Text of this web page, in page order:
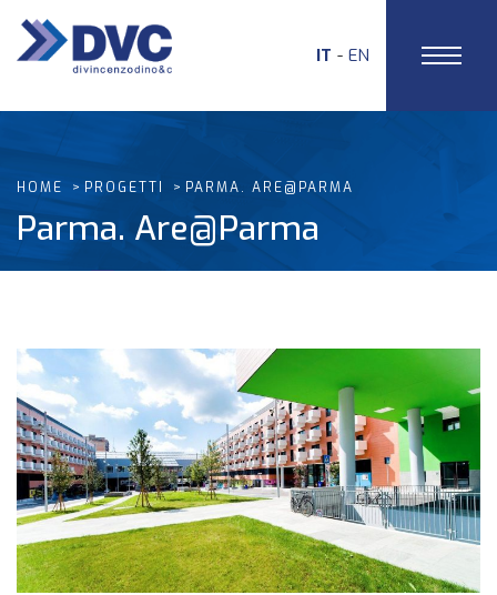
IT EN
HOME PROGETTI PARMA. ARE@PARMA
Parma. Are@Parma